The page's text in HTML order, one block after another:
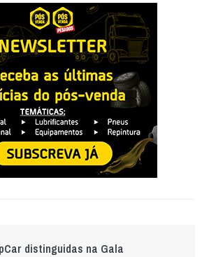
distinguidas na Gala